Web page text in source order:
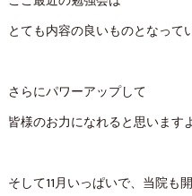
とても内容の良いものとなって
さらにパワーアップして
皆様のお力になれると思います
そして11月いっぱいで、当院も